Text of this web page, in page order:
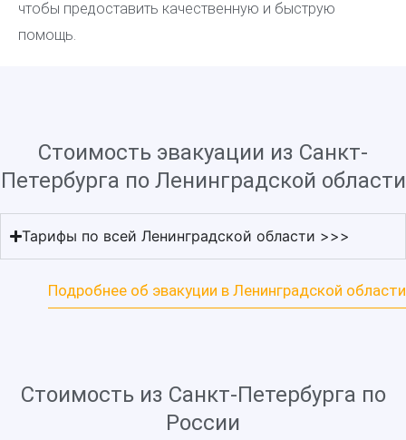
чтобы предоставить качественную и быструю
помощь.
Стоимость эвакуации из Санкт-
Петербурга по Ленинградской области
Тарифы по всей Ленинградской области >>>
Подробнее об эвакуции в Ленинградской области
Стоимость из Санкт-Петербурга по
России